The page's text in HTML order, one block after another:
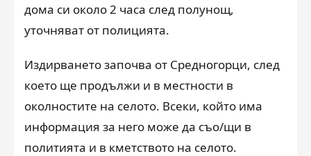
дома си около 2 часа след полунощ,
уточняват от полицията.
Издирването започва от Средногорци, след
което ще продължи и в местности в
околностите на селото. Всеки, който има
информация за него може да съо/щи в
политията и в кметството на селото.